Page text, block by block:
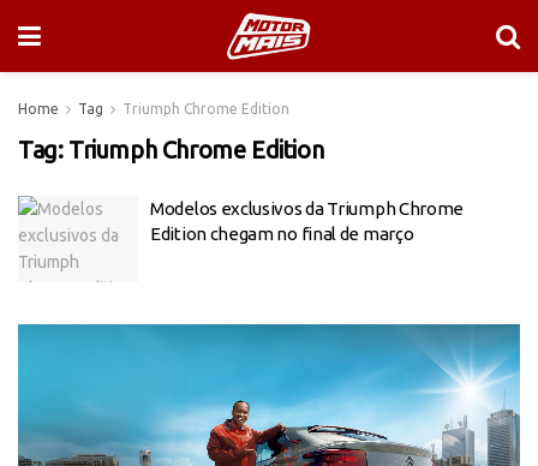
Home Tag Triumph Chrome Edition
Tag: Triumph Chrome Edition
Modelos exclusivos da Triumph Chrome
Edition chegam no final de março